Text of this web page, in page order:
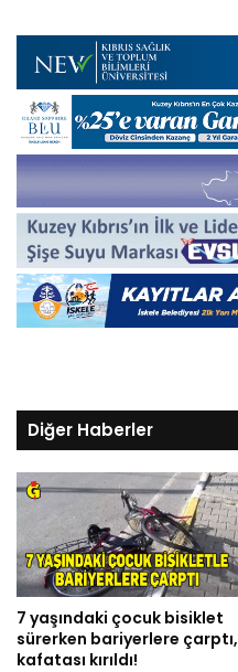
Diğer Haberler
7 yaşındaki çocuk bisiklet
sürerken bariyerlere çarptı,
kafatası kırıldı!